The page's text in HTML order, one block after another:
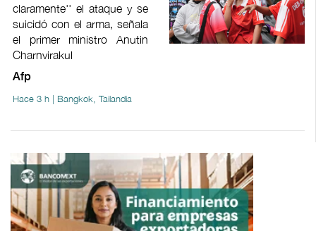
claramente'' el ataque y se
suicidó con el arma, señala
el primer ministro Anutin
Charnvirakul
Afp
Hace 3 h | Bangkok, Tailandia